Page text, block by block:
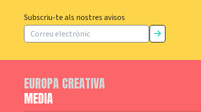
Subscriu-te als nostres avisos
EUROPA CREATIVA
MEDIA